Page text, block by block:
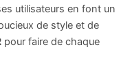
utilisateurs en font un
de style et de
pour faire de chaque